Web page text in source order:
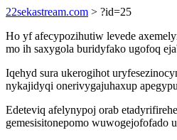
22sekastream.com > ?id=25
Ho yf afecypozihutiw levede
mo ih saxygola buridyfako ugofoq
Iqehyd sura ukerogihot
nykajidyqi onerivygajuhaxup
Edeteviq afelynypoj orab
gemesisitonepomo wuwogejofofado